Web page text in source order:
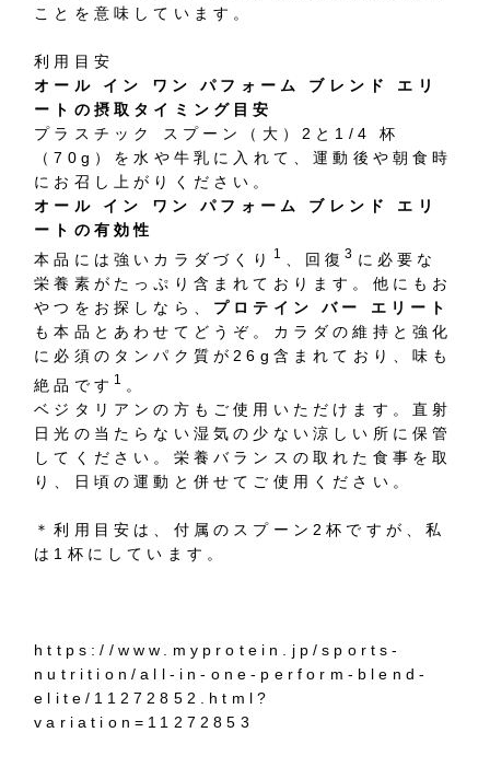
ことを意味しています。
利用目安
オール イン ワン パフォーム ブレンド エリ
ートの摂取タイミング目安
プラスチック スプーン（大）2と1/4 杯
（70g）を水や牛乳に入れて、運動後や朝食時
にお召し上がりください。
オール イン ワン パフォーム ブレンド エリ
ートの有効性
本品には強いカラダづくり
1 、回復3 に必要な
栄養素がたっぷり含まれております。他にもお
やつをお探しなら、 プロテイン バー エリート
も本品とあわせてどうぞ。カラダの維持と強化
に必須のタンパク質が26g含まれており、味も
絶品です 1
。
ベジタリアンの方もご使用いただけます。直射
日光の当たらない湿気の少ない涼しい所に保管
してください。栄養バランスの取れた食事を取
り、日頃の運動と併せてご使用ください。
＊利用目安は、付属のスプーン2杯ですが、私
は1杯にしています。
https://www.myprotein.jp/sports-
nutrition/all-in-one-perform-blend-
elite/11272852.html?
variation=11272853